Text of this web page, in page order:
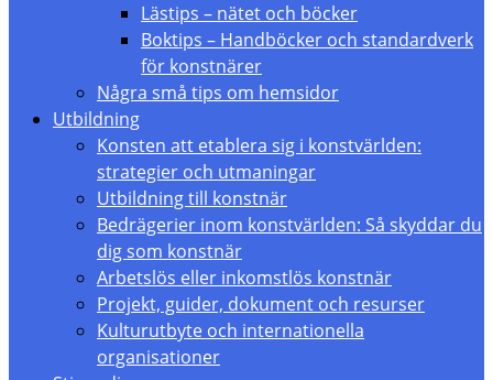
Lästips – nätet och böcker
Boktips – Handböcker och standardverk
för konstnärer
Några små tips om hemsidor
Utbildning
Konsten att etablera sig i konstvärlden:
strategier och utmaningar
Utbildning till konstnär
Bedrägerier inom konstvärlden: Så skyddar du
dig som konstnär
Arbetslös eller inkomstlös konstnär
Projekt, guider, dokument och resurser
Kulturutbyte och internationella
organisationer